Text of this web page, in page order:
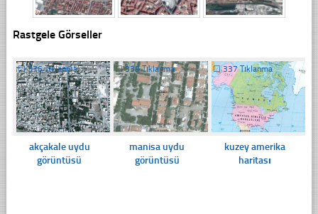
Rastgele Görseller
☐376 Tıklanma
akçakale uydu
görüntüsü
☐339 Tıklanma
manisa uydu
görüntüsü
☐337 Tıklanma
kuzey amerika
haritası